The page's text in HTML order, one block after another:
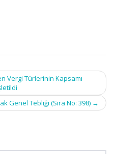
Vergi Türlerinin Kapsamı
Genel Tebliği (Sıra No: 398) →